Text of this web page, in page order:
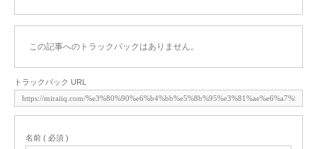
この記事へのトラックバックはありません。
トラックバック URL
名前 ( 必須 )